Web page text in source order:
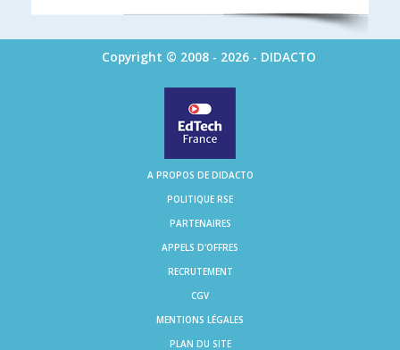
Copyright © 2008 - 2026 - DIDACTO
A PROPOS DE DIDACTO
POLITIQUE RSE
PARTENAIRES
APPELS D'OFFRES
RECRUTEMENT
CGV
MENTIONS LÉGALES
PLAN DU SITE